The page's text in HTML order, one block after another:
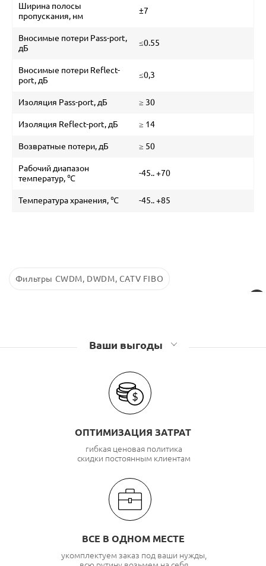
Ширина полосы
пропускания, нм
±7
Вносимые потери Pass-port,
дБ
≤0.55
Вносимые потери Reflect-
port, дБ
≤0,3
Изоляция Pass-port, дБ ≥ 30
Изоляция Reflect-port, дБ ≥ 14
Возвратные потери, дБ ≥ 50
Рабочий диапазон
температур, ℃
-45.. +70
Температура хранения, ℃ -45.. +85
Фильтры CWDM, DWDM, CATV FIBO
Ваши выгоды
ОПТИМИЗАЦИЯ ЗАТРАТ
гибкая ценовая политика
скидки постоянным клиентам
ВСЕ В ОДНОМ МЕСТЕ
укомплектуем заказ под ваши нужды,